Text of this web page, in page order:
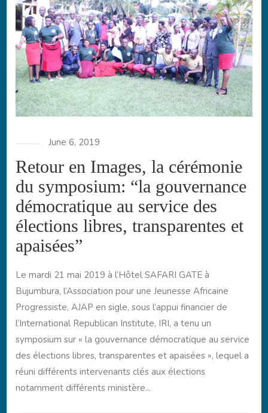
June 6, 2019
Retour en Images, la cérémonie
du symposium: “la gouvernance
démocratique au service des
élections libres, transparentes et
apaisées”
Le mardi 21 mai 2019 à l’Hôtel SAFARI GATE à
Bujumbura, l’Association pour une Jeunesse Africaine
Progressiste, AJAP en sigle, sous l’appui financier de
l’International Republican Institute, IRI, a tenu un
symposium sur « la gouvernance démocratique au service
des élections libres, transparentes et apaisées », lequel a
réuni différents intervenants clés aux élections
notamment différents ministère...